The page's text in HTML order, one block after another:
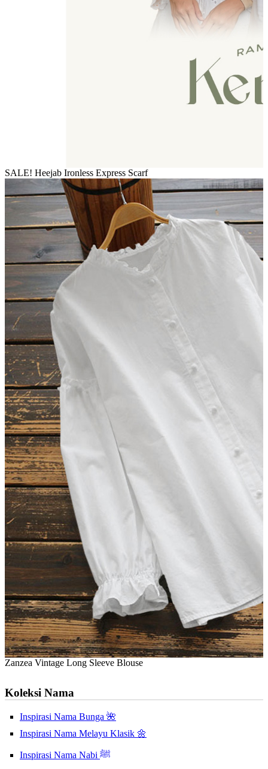
SALE! Heejab Ironless Express Scarf
Zanzea Vintage Long Sleeve Blouse
Koleksi Nama
Inspirasi Nama Bunga 🌺
Inspirasi Nama Melayu Klasik 🌼
Inspirasi Nama Nabi ﷺ